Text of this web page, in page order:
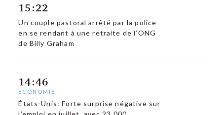
15:22
Un couple pastoral arrêté par la police
en se rendant à une retraite de l’ONG
de Billy Graham
14:46
ECONOMIE
États-Unis: Forte surprise négative sur